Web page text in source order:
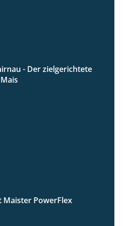
9:27
- Der zielgerichtete
PowerFlex